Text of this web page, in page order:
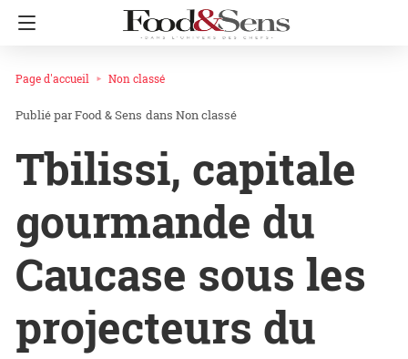
Page d'accueil Non classé
Food & Sens dans Non classé
Tbilissi, capitale
gourmande du
Caucase sous les
projecteurs du